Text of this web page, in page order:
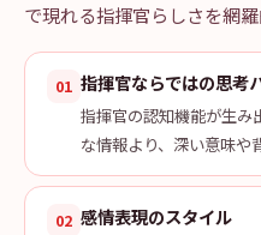
で現れる指揮官らしさを網羅
01 指揮官ならではの思考
指揮官の認知機能が生み
な情報より、深い意味や
02 感情表現のスタイル